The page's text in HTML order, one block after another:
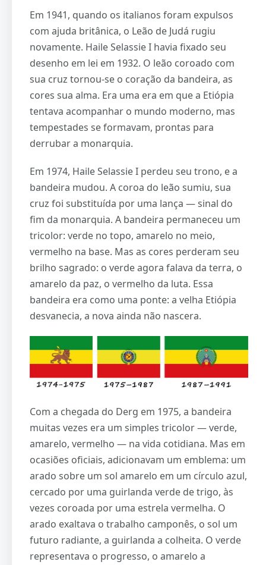
Em 1941, quando os italianos foram expulsos
com ajuda britânica, o Leão de Judá rugiu
novamente. Haile Selassie I havia fixado seu
desenho em lei em 1932. O leão coroado com
sua cruz tornou-se o coração da bandeira, as
cores sua alma. Era uma era em que a Etiópia
tentava acompanhar o mundo moderno, mas
tempestades se formavam, prontas para
derrubar a monarquia.
Em 1974, Haile Selassie I perdeu seu trono, e a
bandeira mudou. A coroa do leão sumiu, sua
cruz foi substituída por uma lança — sinal do
fim da monarquia. A bandeira permaneceu um
tricolor: verde no topo, amarelo no meio,
vermelho na base. Mas as cores perderam seu
brilho sagrado: o verde agora falava da terra, o
amarelo da paz, o vermelho da luta. Essa
bandeira era como uma ponte: a velha Etiópia
desvanecia, a nova ainda não nascera.
Com a chegada do Derg em 1975, a bandeira
muitas vezes era um simples tricolor — verde,
amarelo, vermelho — na vida cotidiana. Mas em
ocasiões oficiais, adicionavam um emblema: um
arado sobre um sol amarelo em um círculo azul,
cercado por uma guirlanda verde de trigo, às
vezes coroada por uma estrela vermelha. O
arado exaltava o trabalho camponês, o sol um
futuro radiante, a guirlanda a colheita. O verde
representava o progresso, o amarelo a